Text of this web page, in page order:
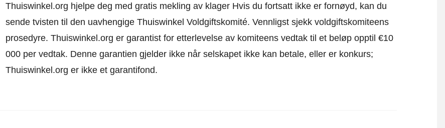
Thuiswinkel.org hjelpe deg med gratis mekling av klager Hvis du fortsatt ikke er fornøyd, kan du
sende tvisten til den uavhengige Thuiswinkel Voldgiftskomité. Vennligst sjekk voldgiftskomiteens
prosedyre. Thuiswinkel.org er garantist for etterlevelse av komiteens vedtak til et beløp opptil €10
000 per vedtak. Denne garantien gjelder ikke når selskapet ikke kan betale, eller er konkurs;
Thuiswinkel.org er ikke et garantifond.